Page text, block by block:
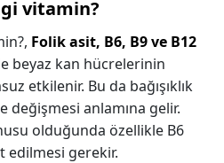
vitamin?
Folik asit, B6, B9 ve B12
beyaz kan hücrelerinin
etkilenir. Bu da bağışıklık
anlamına gelir.
olduğunda özellikle B6
edilmesi gerekir.